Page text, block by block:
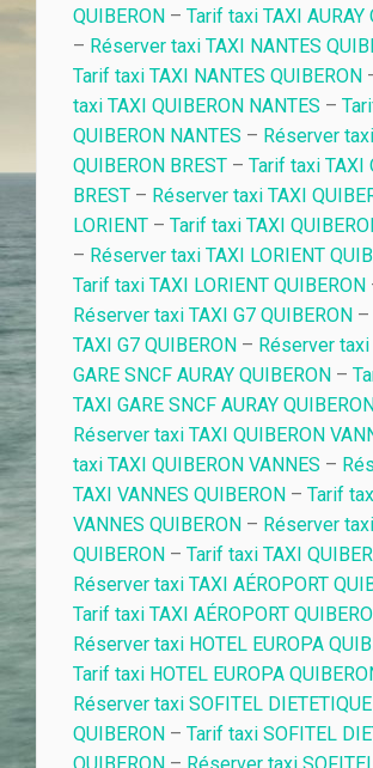
QUIBERON – Tarif taxi TAXI AURAY
– Réserver taxi TAXI NANTES
Tarif taxi TAXI NANTES QUIBERON
taxi TAXI QUIBERON NANTES –
QUIBERON NANTES – Réserver
QUIBERON BREST – Tarif taxi TAXI
BREST – Réserver taxi TAXI
LORIENT – Tarif taxi TAXI
– Réserver taxi TAXI LORIENT
Tarif taxi TAXI LORIENT QUIBERON
Réserver taxi TAXI G7 QUIBERON –
TAXI G7 QUIBERON – Réserver taxi
GARE SNCF AURAY QUIBERON –
TAXI GARE SNCF AURAY QUIBERON
Réserver taxi TAXI QUIBERON
taxi TAXI QUIBERON VANNES –
TAXI VANNES QUIBERON – Tarif
VANNES QUIBERON – Réserver
QUIBERON – Tarif taxi TAXI
Réserver taxi TAXI AÉROPORT
Tarif taxi TAXI AÉROPORT
Réserver taxi HOTEL EUROPA
Tarif taxi HOTEL EUROPA
Réserver taxi SOFITEL DIETETIQUE
QUIBERON – Tarif taxi SOFITEL